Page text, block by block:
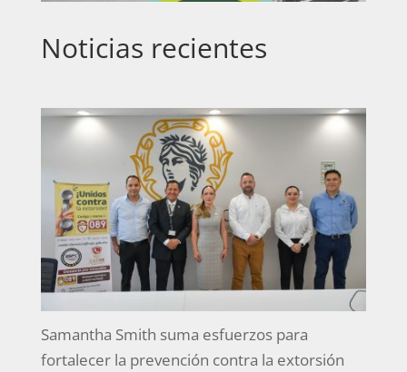
Noticias recientes
Samantha Smith suma esfuerzos para
fortalecer la prevención contra la extorsión